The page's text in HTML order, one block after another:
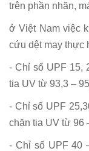
trên phần nhãn,
ở Việt Nam việc
cứu dệt may thực
- Chỉ số UPF 15,
tia UV từ 93,3 –
- Chỉ số UPF
chặn tia UV từ 96
- Chỉ số UPF 40